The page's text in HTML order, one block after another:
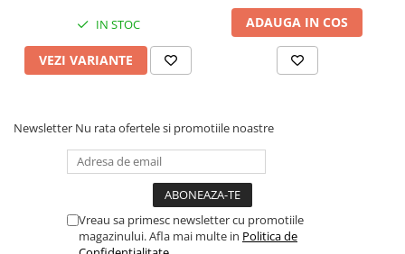
IN STOC
VEZI VARIANTE
ADAUGA IN COS
Newsletter Nu rata ofertele si promotiile noastre
Vreau sa primesc newsletter cu promotiile
magazinului. Afla mai multe in Politica de